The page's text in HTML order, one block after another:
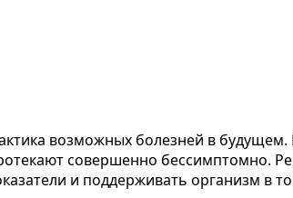
возможных болезней в
совершенно бессимптомно.
и поддерживать организм в